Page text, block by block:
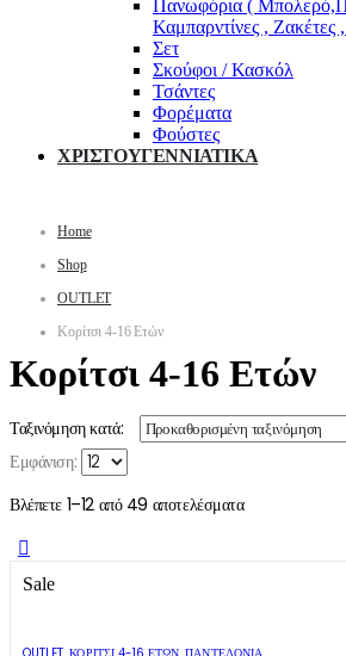
Πανωφόρια (
Καμπαρντίνες , Ζακέτες
Σετ
Σκούφοι / Κασκόλ
Τσάντες
Φορέματα
Φούστες
ΧΡΙΣΤΟΥΓΕΝΝΙΑΤΙΚΑ
Home
Shop
OUTLET
Κορίτσι 4-16 Ετών
Κορίτσι 4-16 Ετών
Ταξινόμηση κατά:
Εμφάνιση:
Βλέπετε 1–12 από 49 αποτελέσματα
Sale
το
το